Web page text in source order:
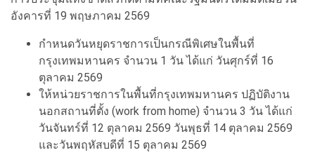
อังคารที่ 19 พฤษภาคม 2569
กำหนดวันหยุดราชการเป็นกรณีพิเศษในพื้นที่
กรุงเทพมหานคร จำนวน 1 วัน ได้แก่ วันศุกร์ที่ 16
ตุลาคม 2569
ให้หน่วยราชการในพื้นที่กรุงเทพมหานคร ปฏิบัติงาน
นอกสถานที่ตั้ง (work from home) จำนวน 3 วัน ได้แก่
วันจันทร์ที่ 12 ตุลาคม 2569 วันพุธที่ 14 ตุลาคม 2569
และวันพฤหัสบดีที่ 15 ตุลาคม 2569